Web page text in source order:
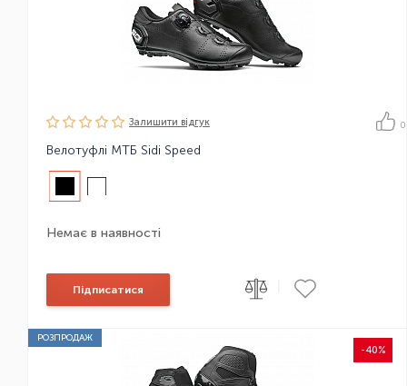
Залишити вiдгук 0
Велотуфлі МТБ Sidi Speed
Немає в наявності
Підписатися
РОЗПРОДАЖ
-40%